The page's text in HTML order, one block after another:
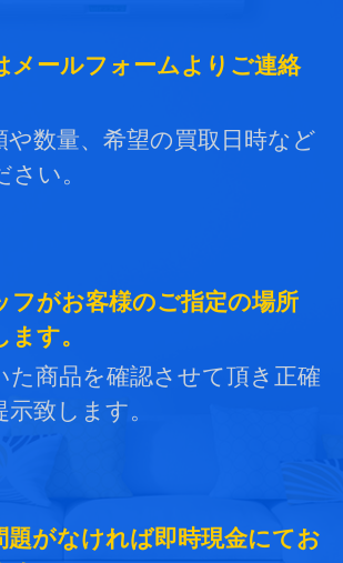
メールフォームよりご連絡
や数量、希望の買取日時など
い。
フがお客様のご指定の場所
す。
た商品を確認させて頂き正確
致します。
題がなければ即時現金にてお